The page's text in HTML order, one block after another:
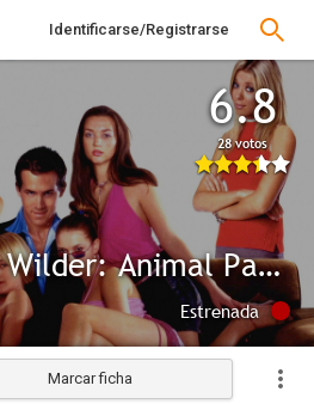
Identificarse/Registrarse
6.8
28 votos
Van Wilder: Animal Party
Estrenada
Marcar ficha